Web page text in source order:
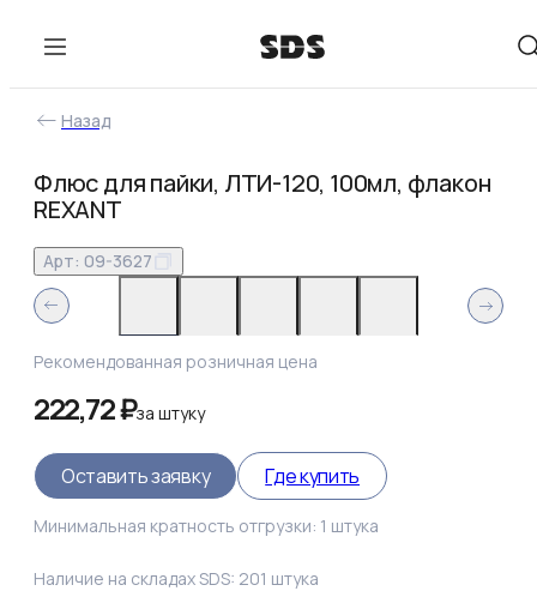
Назад
Флюс для пайки, ЛТИ-120, 100мл, флакон
REXANT
Арт: 09-3627
Рекомендованная розничная цена
222,72 ₽заштуку
Оставить заявку Где купить
Минимальная кратность отгрузки: 1 штука
Наличие на складах SDS: 201 штука